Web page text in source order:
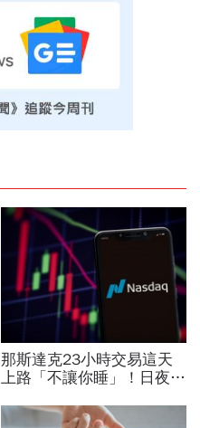
那斯達克23小時交易這天
上路「不讓你睡」！日夜盤
喊：下單前注意一風險